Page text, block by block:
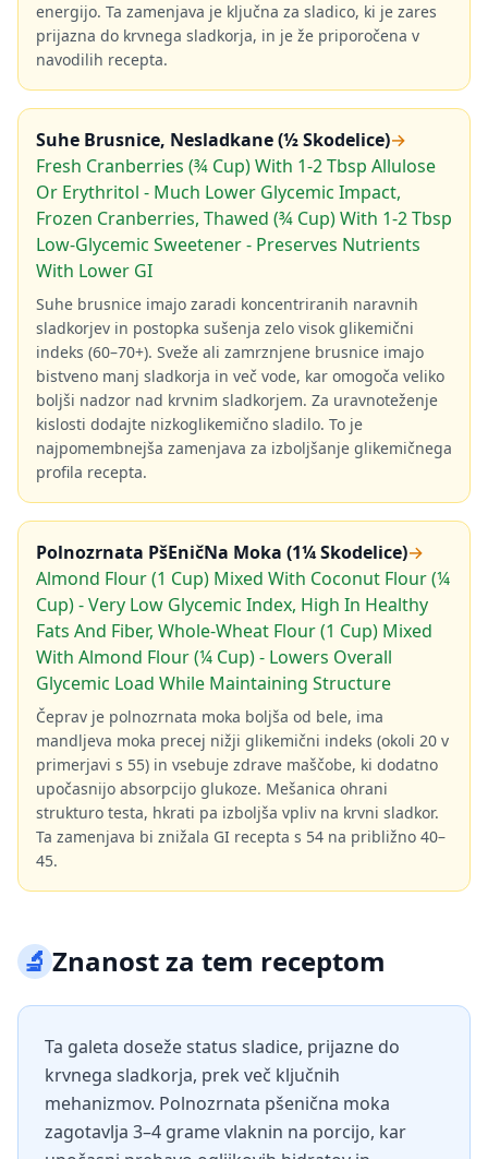
energijo. Ta zamenjava je ključna za sladico, ki je zares
prijazna do krvnega sladkorja, in je že priporočena v
navodilih recepta.
Suhe Brusnice, Nesladkane (½ Skodelice)→
Fresh Cranberries (¾ Cup) With 1-2 Tbsp Allulose
Or Erythritol - Much Lower Glycemic Impact,
Frozen Cranberries, Thawed (¾ Cup) With 1-2 Tbsp
Low-Glycemic Sweetener - Preserves Nutrients
With Lower GI
Suhe brusnice imajo zaradi koncentriranih naravnih
sladkorjev in postopka sušenja zelo visok glikemični
indeks (60–70+). Sveže ali zamrznjene brusnice imajo
bistveno manj sladkorja in več vode, kar omogoča veliko
boljši nadzor nad krvnim sladkorjem. Za uravnoteženje
kislosti dodajte nizkoglikemično sladilo. To je
najpomembnejša zamenjava za izboljšanje glikemičnega
profila recepta.
Polnozrnata PšEničNa Moka (1¼ Skodelice)→
Almond Flour (1 Cup) Mixed With Coconut Flour (¼
Cup) - Very Low Glycemic Index, High In Healthy
Fats And Fiber, Whole-Wheat Flour (1 Cup) Mixed
With Almond Flour (¼ Cup) - Lowers Overall
Glycemic Load While Maintaining Structure
Čeprav je polnozrnata moka boljša od bele, ima
mandljeva moka precej nižji glikemični indeks (okoli 20 v
primerjavi s 55) in vsebuje zdrave maščobe, ki dodatno
upočasnijo absorpcijo glukoze. Mešanica ohrani
strukturo testa, hkrati pa izboljša vpliv na krvni sladkor.
Ta zamenjava bi znižala GI recepta s 54 na približno 40–
45.
🔬Znanost za tem receptom
Ta galeta doseže status sladice, prijazne do
krvnega sladkorja, prek več ključnih
mehanizmov. Polnozrnata pšenična moka
zagotavlja 3–4 grame vlaknin na porcijo, kar